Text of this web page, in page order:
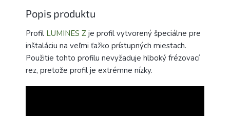
Popis produktu
Profil LUMINES Z je profil vytvorený špeciálne pre
inštaláciu na veľmi ťažko prístupných miestach.
Použitie tohto profilu nevyžaduje hlboký frézovací
rez, pretože profil je extrémne nízky.